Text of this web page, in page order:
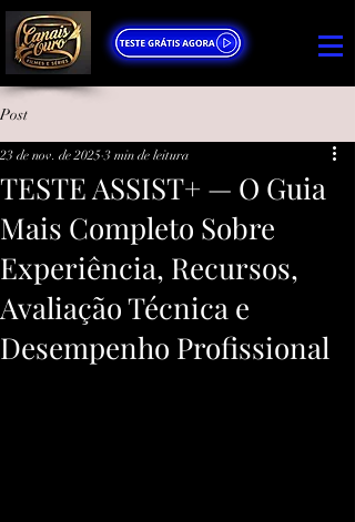
Post
TESTE ASSIST+ — O Guia
Mais Completo Sobre
Experiência, Recursos,
Avaliação Técnica e
Desempenho Profissional
23 de nov. de 2025 3 min de leitura